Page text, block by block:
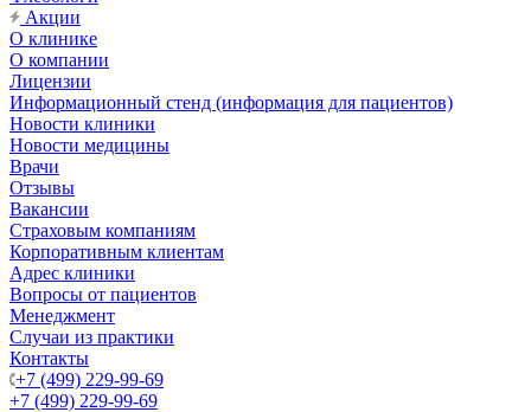
Акции
О клинике
О компании
Лицензии
Информационный стенд (информация для пациентов)
Новости клиники
Новости медицины
Врачи
Отзывы
Вакансии
Страховым компаниям
Корпоративным клиентам
Адрес клиники
Вопросы от пациентов
Менеджмент
Случаи из практики
Контакты
+7 (499) 229-99-69
+7 (499) 229-99-69